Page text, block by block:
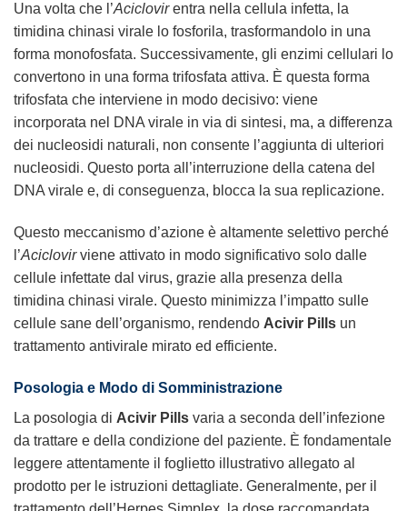
Una volta che l’Aciclovirentra nella cellula infetta, la
timidina chinasi virale lo fosforila, trasformandolo in una
forma monofosfata. Successivamente, gli enzimi cellulari lo
convertono in una forma trifosfata attiva. È questa forma
trifosfata che interviene in modo decisivo: viene
incorporata nel DNA virale in via di sintesi, ma, a differenza
dei nucleosidi naturali, non consente l’aggiunta di ulteriori
nucleosidi. Questo porta all’interruzione della catena del
DNA virale e, di conseguenza, blocca la sua replicazione.
Questo meccanismo d’azione è altamente selettivo perché
l’Aciclovirviene attivato in modo significativo solo dalle
cellule infettate dal virus, grazie alla presenza della
timidina chinasi virale. Questo minimizza l’impatto sulle
cellule sane dell’organismo, rendendo Acivir Pills un
trattamento antivirale mirato ed efficiente.
Posologia e Modo di Somministrazione
La posologia di Acivir Pills varia a seconda dell’infezione
da trattare e della condizione del paziente. È fondamentale
leggere attentamente il foglietto illustrativo allegato al
prodotto per le istruzioni dettagliate. Generalmente, per il